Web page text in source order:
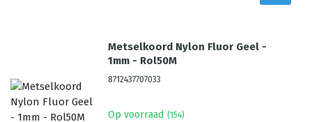
Metselkoord Nylon Fluor Geel -
1mm - Rol50M
8712437707033
Op voorraad (154)